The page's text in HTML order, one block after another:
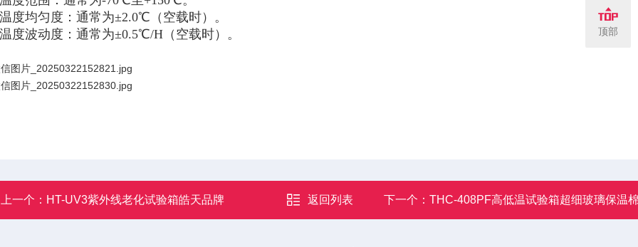
度均匀度：通常为±2.0℃（空载时）。
度波动度：通常为±0.5℃/H（空载时）。
上一个： HT-UV3紫外线老化试验箱皓天品牌 返回列表 下一个：THC-408PF高低温试验箱超细玻璃保温
顶部